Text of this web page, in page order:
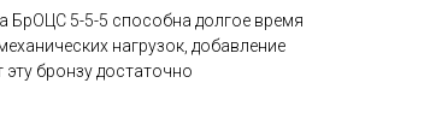
БрОЦС 5-5-5 способна долгое время
нагрузок, добавление
бронзу достаточно